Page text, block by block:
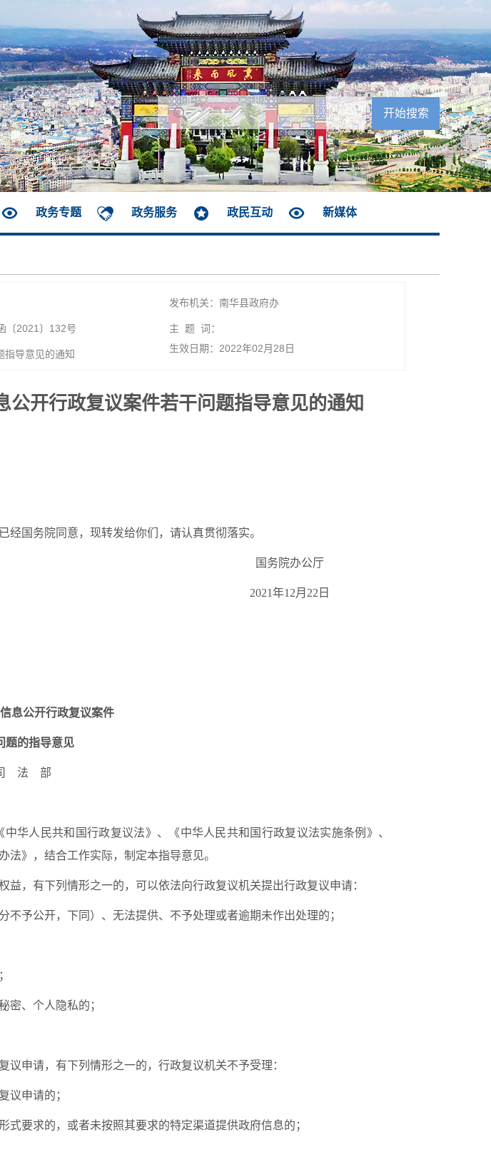
政务专题 政务服务 政民互动 新媒体
发布机关：南华县政府办
〔2021〕132号 主 题 词：
导意见的通知 生效日期：2022年02月28日
开行政复议案件若干问题指导意见的通知
国务院同意，现转发给你们，请认真贯彻落实。
国务院办公厅
2021年12月22日
息公开行政复议案件
题的指导意见
法 部
人民共和国行政复议法》、《中华人民共和国行政复议法实施条例》、
法》，结合工作实际，制定本指导意见。
，有下列情形之一的，可以依法向行政复议机关提出行政复议申请：
予公开，下同）、无法提供、不予处理或者逾期未作出处理的；
密、个人隐私的；
申请，有下列情形之一的，行政复议机关不予受理：
议申请的；
式要求的，或者未按照其要求的特定渠道提供政府信息的；